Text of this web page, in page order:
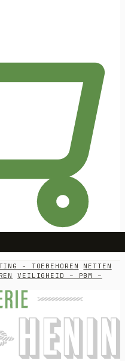
- TOEBEHOREN
NETTEN
VEILIGHEID – PBM –